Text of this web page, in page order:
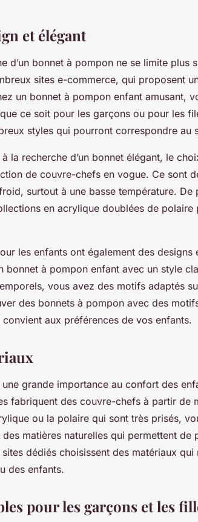
et élégant
d’un bonnet à pompon ne se limite plus
sites e-commerce, qui proposent
un bonnet à pompon enfant amusant,
ce soit pour les garçons ou pour les
styles qui pourront correspondre au
la recherche d’un bonnet élégant, le
de couvre-chefs en vogue. Ce sont
surtout à une basse température. De
en acrylique doublées de
les enfants ont également des designs
bonnet à pompon enfant avec un style
vous avez des motifs adaptés
des bonnets à pompon avec des
aux préférences de vos enfants.
grande importance au confort des
fabriquent des couvre-chefs à partir de
ou la polaire qui sont très prisés,
matières naturelles qui permettent de
dédiés choisissent des matériaux qui
des enfants.
pour les garçons et les